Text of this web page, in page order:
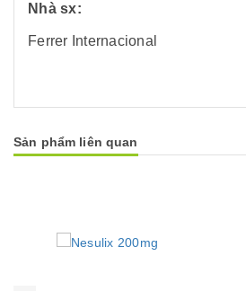
Nhà sx:
Ferrer Internacional
Sản phẩm liên quan